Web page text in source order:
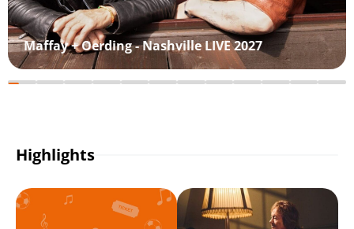
Maffay + Oerding - Nashville LIVE 2027
Highlights